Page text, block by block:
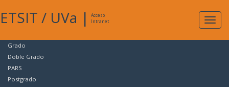
ETSIT / UVa |
Acceso
Intranet
Grado
Doble Grado
PARS
Postgrado